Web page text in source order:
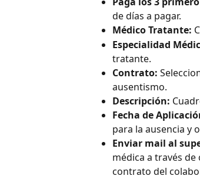
de días a pagar.
Médico Tratante:
Especialidad
tratante.
Contrato:
ausentismo.
Descripción:
Fecha de
para la ausencia y
Enviar mail al
médica a través
contrato del